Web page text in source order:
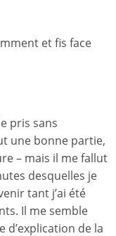
et fis face
pris sans
une bonne partie,
– mais il me fallut
desquelles je
tant j’ai été
Il me semble
d’explication de la